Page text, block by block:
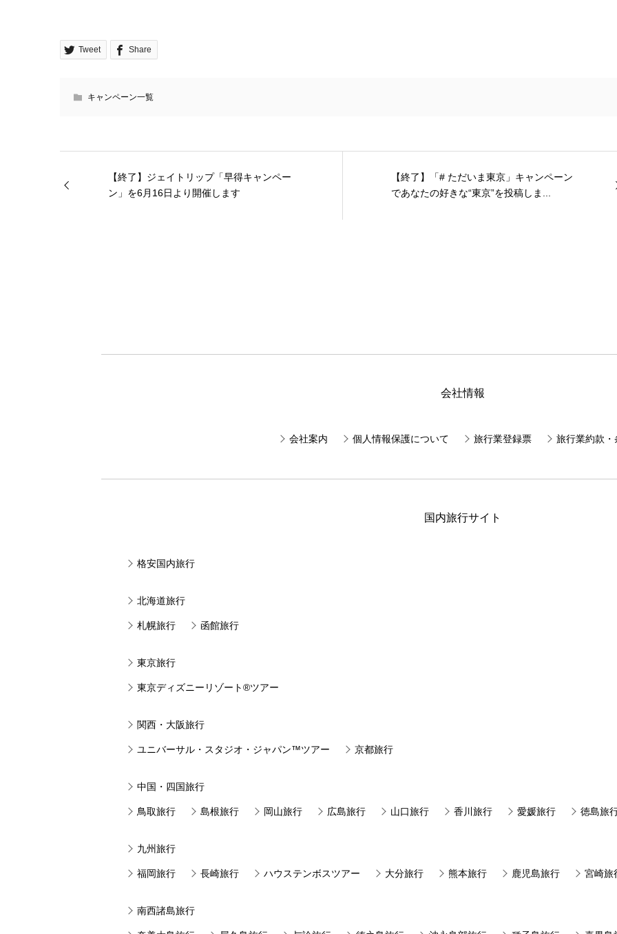
Tweet Share
キャンペーン一覧
【終了】ジェイトリップ「早得キャンペー
ン」を6月16日より開催します
【終了】「# ただいま東京」キャンペーン
であなたの好きな“東京”を投稿しま...
会社情報
会社案内 個人情報保護について 旅行業登録票 旅行業約款・
国内旅行サイト
格安国内旅行
北海道旅行
札幌旅行 函館旅行
東京旅行
東京ディズニーリゾート®ツアー
関西・大阪旅行
ユニバーサル・スタジオ・ジャパン™ツアー 京都旅行
中国・四国旅行
鳥取旅行 島根旅行 岡山旅行 広島旅行 山口旅行 香川旅行 愛媛旅行 徳島旅
九州旅行
福岡旅行 長崎旅行 ハウステンボスツアー 大分旅行 熊本旅行 鹿児島旅行 宮崎旅
南西諸島旅行